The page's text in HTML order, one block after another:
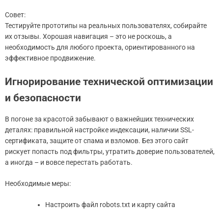
Совет:
Тестируйте прототипы на реальных пользователях, собирайте
их отзывы. Хорошая навигация – это не роскошь, а
необходимость для любого проекта, ориентированного на
эффективное продвижение.
Игнорирование технической оптимизации
и безопасности
В погоне за красотой забывают о важнейших технических
деталях: правильной настройке индексации, наличии SSL-
сертификата, защите от спама и взломов. Без этого сайт
рискует попасть под фильтры, утратить доверие пользователей,
а иногда – и вовсе перестать работать.
Необходимые меры:
Настроить файл robots.txt и карту сайта